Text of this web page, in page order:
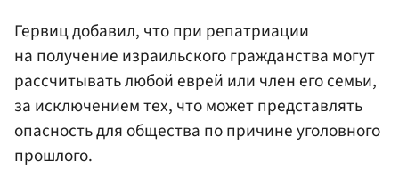
Гервиц добавил, что при репатриации
на получение израильского гражданства могут
рассчитывать любой еврей или член его семьи,
за исключением тех, что может представлять
опасность для общества по причине уголовного
прошлого.